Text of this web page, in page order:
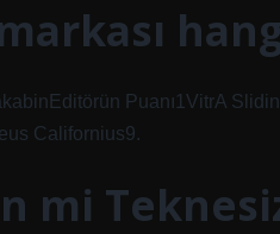
Puanı1VitrA
Californius9.
mi